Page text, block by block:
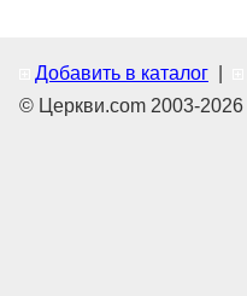
Добавить в каталог
© Церкви.com 2003-2026